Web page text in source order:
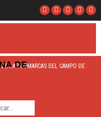
A DE
LAS COMARCAS DEL CAMPO DE
MENOR